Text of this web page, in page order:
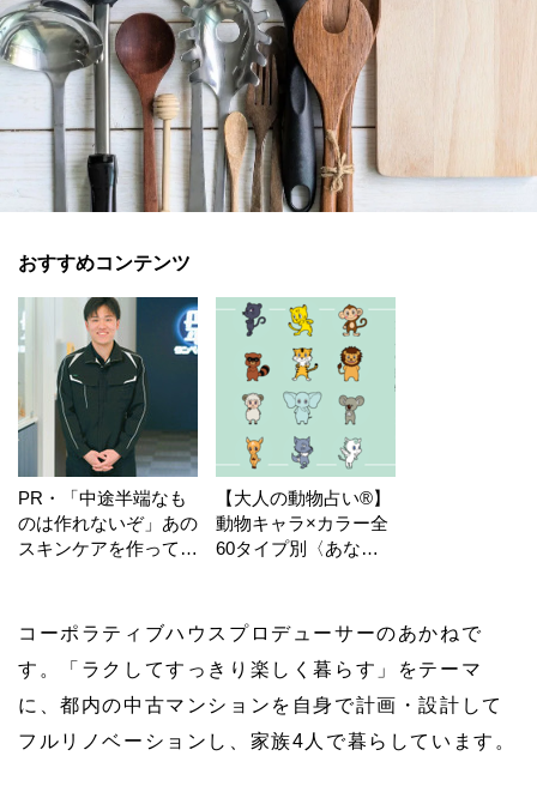
おすすめコンテンツ
PR・「中途半端なも
のは作れないぞ」あの
スキンケアを作ってい
【大人の動物占い®】
動物キャラ×カラー全
60タイプ別〈あなた
コーポラティブハウスプロデューサーのあかねで
す。「ラクしてすっきり楽しく暮らす」をテーマ
に、都内の中古マンションを自身で計画・設計して
フルリノベーションし、家族4人で暮らしています。